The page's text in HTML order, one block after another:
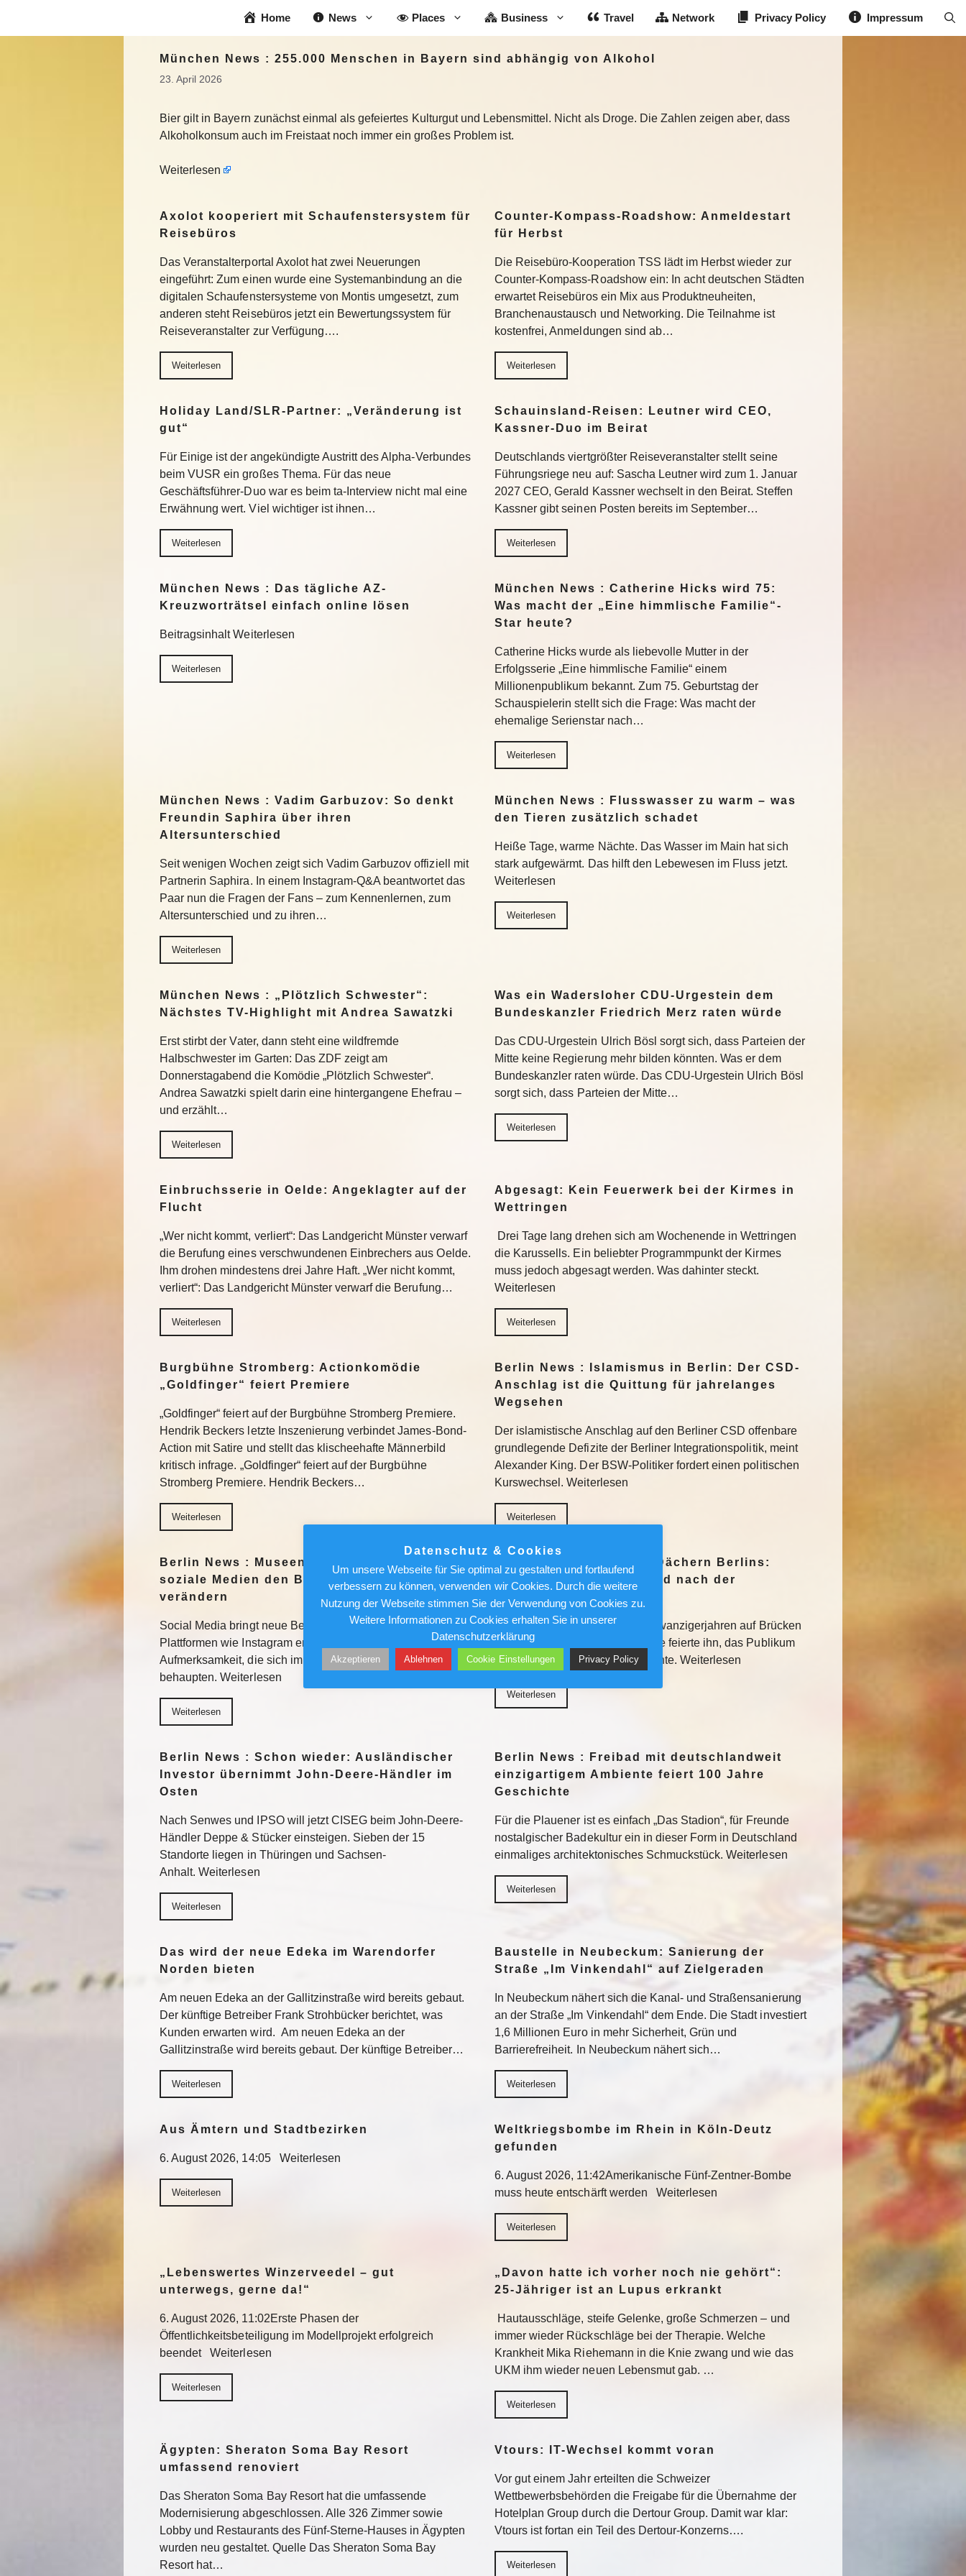
Home News Places Business Travel Network Privacy Policy Impressum
München News : 255.000 Menschen in Bayern sind abhängig von Alkohol
23. April 2026
Bier gilt in Bayern zunächst einmal als gefeiertes Kulturgut und Lebensmittel. Nicht als Droge. Die Zahlen zeigen aber, dass
Alkoholkonsum auch im Freistaat noch immer ein großes Problem ist.
Weiterlesen
Axolot kooperiert mit Schaufenstersystem für
Reisebüros
Das Veranstalterportal Axolot hat zwei Neuerungen
eingeführt: Zum einen wurde eine Systemanbindung an die
digitalen Schaufenstersysteme von Montis umgesetzt, zum
anderen steht Reisebüros jetzt ein Bewertungssystem für
Reiseveranstalter zur Verfügung….
Weiterlesen
Counter-Kompass-Roadshow: Anmeldestart
für Herbst
Die Reisebüro-Kooperation TSS lädt im Herbst wieder zur
Counter-Kompass-Roadshow ein: In acht deutschen Städten
erwartet Reisebüros ein Mix aus Produktneuheiten,
Branchenaustausch und Networking. Die Teilnahme ist
kostenfrei, Anmeldungen sind ab…
Weiterlesen
Holiday Land/SLR-Partner: „Veränderung ist
gut“
Für Einige ist der angekündigte Austritt des Alpha-Verbundes
beim VUSR ein großes Thema. Für das neue
Geschäftsführer-Duo war es beim ta-Interview nicht mal eine
Erwähnung wert. Viel wichtiger ist ihnen…
Weiterlesen
Schauinsland-Reisen: Leutner wird CEO,
Kassner-Duo im Beirat
Deutschlands viertgrößter Reiseveranstalter stellt seine
Führungsriege neu auf: Sascha Leutner wird zum 1. Januar
2027 CEO, Gerald Kassner wechselt in den Beirat. Steffen
Kassner gibt seinen Posten bereits im September…
Weiterlesen
München News : Das tägliche AZ-
Kreuzworträtsel einfach online lösen
Beitragsinhalt Weiterlesen
Weiterlesen
München News : Catherine Hicks wird 75:
Was macht der „Eine himmlische Familie“-
Star heute?
Catherine Hicks wurde als liebevolle Mutter in der
Erfolgsserie „Eine himmlische Familie“ einem
Millionenpublikum bekannt. Zum 75. Geburtstag der
Schauspielerin stellt sich die Frage: Was macht der
ehemalige Serienstar nach…
Weiterlesen
München News : Vadim Garbuzov: So denkt
Freundin Saphira über ihren
Altersunterschied
Seit wenigen Wochen zeigt sich Vadim Garbuzov offiziell mit
Partnerin Saphira. In einem Instagram-Q&A beantwortet das
Paar nun die Fragen der Fans – zum Kennenlernen, zum
Altersunterschied und zu ihren…
Weiterlesen
München News : Flusswasser zu warm – was
den Tieren zusätzlich schadet
Heiße Tage, warme Nächte. Das Wasser im Main hat sich
stark aufgewärmt. Das hilft den Lebewesen im Fluss jetzt.
Weiterlesen
Weiterlesen
München News : „Plötzlich Schwester“:
Nächstes TV-Highlight mit Andrea Sawatzki
Erst stirbt der Vater, dann steht eine wildfremde
Halbschwester im Garten: Das ZDF zeigt am
Donnerstagabend die Komödie „Plötzlich Schwester“.
Andrea Sawatzki spielt darin eine hintergangene Ehefrau –
und erzählt…
Weiterlesen
Was ein Wadersloher CDU-Urgestein dem
Bundeskanzler Friedrich Merz raten würde
Das CDU-Urgestein Ulrich Bösl sorgt sich, dass Parteien der
Mitte keine Regierung mehr bilden könnten. Was er dem
Bundeskanzler raten würde. Das CDU-Urgestein Ulrich Bösl
sorgt sich, dass Parteien der Mitte…
Weiterlesen
Einbruchsserie in Oelde: Angeklagter auf der
Flucht
„Wer nicht kommt, verliert“: Das Landgericht Münster verwarf
die Berufung eines verschwundenen Einbrechers aus Oelde.
Ihm drohen mindestens drei Jahre Haft. „Wer nicht kommt,
verliert“: Das Landgericht Münster verwarf die Berufung…
Weiterlesen
Abgesagt: Kein Feuerwerk bei der Kirmes in
Wettringen
Drei Tage lang drehen sich am Wochenende in Wettringen
die Karussells. Ein beliebter Programmpunkt der Kirmes
muss jedoch abgesagt werden. Was dahinter steckt.
Weiterlesen
Weiterlesen
Burgbühne Stromberg: Actionkomödie
„Goldfinger“ feiert Premiere
„Goldfinger“ feiert auf der Burgbühne Stromberg Premiere.
Hendrik Beckers letzte Inszenierung verbindet James-Bond-
Action mit Satire und stellt das klischeehafte Männerbild
kritisch infrage. „Goldfinger“ feiert auf der Burgbühne
Stromberg Premiere. Hendrik Beckers…
Weiterlesen
Berlin News : Islamismus in Berlin: Der CSD-
Anschlag ist die Quittung für jahrelanges
Wegsehen
Der islamistische Anschlag auf den Berliner CSD offenbare
grundlegende Defizite der Berliner Integrationspolitik, meint
Alexander King. Der BSW-Politiker fordert einen politischen
Kurswechsel. Weiterlesen
Weiterlesen
Berlin News : Museen für den Feed: Wie
soziale Medien den Blick auf Kunst
verändern
Social Media bringt neue Besucher in die Museen. Doch auf
Plattformen wie Instagram erhalten vor allem jene Motive
Aufmerksamkeit, die sich im Feed am besten
behaupten. Weiterlesen
Weiterlesen
Berlin News : Über den Dächern Berlins:
Alfred Torge und die Jagd nach der
Sensation
Ungesichert kletterte er in den Zwanzigerjahren auf Brücken
und Geschäftshäuser. Die Presse feierte ihn, das Publikum
liebte ihn – bis sein Stern verglühte. Weiterlesen
Weiterlesen
Berlin News : Schon wieder: Ausländischer
Investor übernimmt John-Deere-Händler im
Osten
Nach Senwes und IPSO will jetzt CISEG beim John-Deere-
Händler Deppe & Stücker einsteigen. Sieben der 15
Standorte liegen in Thüringen und Sachsen-
Anhalt. Weiterlesen
Weiterlesen
Berlin News : Freibad mit deutschlandweit
einzigartigem Ambiente feiert 100 Jahre
Geschichte
Für die Plauener ist es einfach „Das Stadion“, für Freunde
nostalgischer Badekultur ein in dieser Form in Deutschland
einmaliges architektonisches Schmuckstück. Weiterlesen
Weiterlesen
Das wird der neue Edeka im Warendorfer
Norden bieten
Am neuen Edeka an der Gallitzinstraße wird bereits gebaut.
Der künftige Betreiber Frank Strohbücker berichtet, was
Kunden erwarten wird. Am neuen Edeka an der
Gallitzinstraße wird bereits gebaut. Der künftige Betreiber…
Weiterlesen
Baustelle in Neubeckum: Sanierung der
Straße „Im Vinkendahl“ auf Zielgeraden
In Neubeckum nähert sich die Kanal- und Straßensanierung
an der Straße „Im Vinkendahl“ dem Ende. Die Stadt investiert
1,6 Millionen Euro in mehr Sicherheit, Grün und
Barrierefreiheit. In Neubeckum nähert sich…
Weiterlesen
Aus Ämtern und Stadtbezirken
6. August 2026, 14:05 Weiterlesen
Weiterlesen
Weltkriegsbombe im Rhein in Köln-Deutz
gefunden
6. August 2026, 11:42Amerikanische Fünf-Zentner-Bombe
muss heute entschärft werden Weiterlesen
Weiterlesen
„Lebenswertes Winzerveedel – gut
unterwegs, gerne da!“
6. August 2026, 11:02Erste Phasen der
Öffentlichkeitsbeteiligung im Modellprojekt erfolgreich
beendet Weiterlesen
Weiterlesen
„Davon hatte ich vorher noch nie gehört“:
25-Jähriger ist an Lupus erkrankt
Hautausschläge, steife Gelenke, große Schmerzen – und
immer wieder Rückschläge bei der Therapie. Welche
Krankheit Mika Riehemann in die Knie zwang und wie das
UKM ihm wieder neuen Lebensmut gab. …
Weiterlesen
Ägypten: Sheraton Soma Bay Resort
umfassend renoviert
Das Sheraton Soma Bay Resort hat die umfassende
Modernisierung abgeschlossen. Alle 326 Zimmer sowie
Lobby und Restaurants des Fünf-Sterne-Hauses in Ägypten
wurden neu gestaltet. Quelle Das Sheraton Soma Bay
Resort hat…
Vtours: IT-Wechsel kommt voran
Vor gut einem Jahr erteilten die Schweizer
Wettbewerbsbehörden die Freigabe für die Übernahme der
Hotelplan Group durch die Dertour Group. Damit war klar:
Vtours ist fortan ein Teil des Dertour-Konzerns….
Weiterlesen
Datenschutz & Cookies
Um unsere Webseite für Sie optimal zu gestalten und fortlaufend
verbessern zu können, verwenden wir Cookies. Durch die weitere
Nutzung der Webseite stimmen Sie der Verwendung von Cookies zu.
Weitere Informationen zu Cookies erhalten Sie in unserer
Datenschutzerklärung
Akzeptieren Ablehnen Cookie Einstellungen Privacy Policy